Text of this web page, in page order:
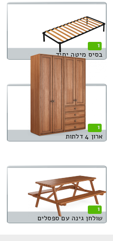
1
בסיס מיטה יחיד
1
ארון 4 דלתות
1
שולחן גינה עם ספסלים